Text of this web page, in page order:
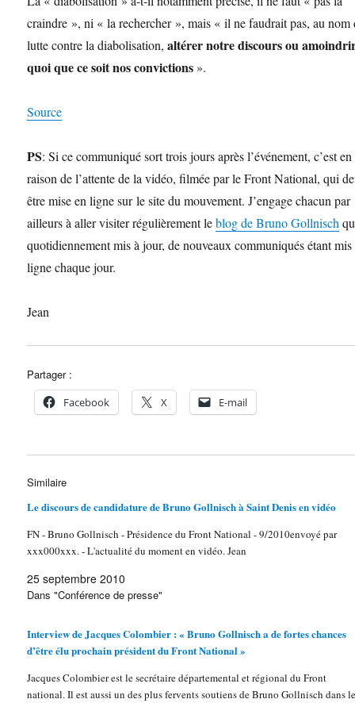
craindre », ni « la rechercher », mais « il ne faudrait pas, au nom
lutte contre la diabolisation,altérer notre discours ou
quoi que ce soit nos convictions».
Source
PS: Si ce communiqué sort trois jours après l’événement, c’est en
raison de l’attente de la vidéo, filmée par le Front National, qui
être mise en ligne sur le site du mouvement. J’engage chacun par
ailleurs à aller visiter régulièrement leblog de Bruno Gollnisch
quotidiennement mis à jour, de nouveaux communiqués étant mis
ligne chaque jour.
Jean
Partager :
Facebook X E-mail
Similaire
Le discours de candidature de Bruno Gollnisch à Saint Denis en vidéo
FN - Bruno Gollnisch - Présidence du Front National - 9/2010envoyé par
xxx000xxx. - L'actualité du moment en vidéo. Jean
25 septembre 2010
Dans "Conférence de presse"
Interview de Jacques Colombier : « Bruno Gollnisch a de fortes chances
d’être élu prochain président du Front National »
Jacques Colombier est le secrétaire départemental et régional du Front
national. Il est aussi un des plus fervents soutiens de Bruno Gollnisch dans